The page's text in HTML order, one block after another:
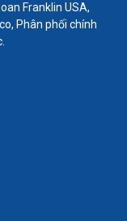
Franklin USA,
Phân phối chính